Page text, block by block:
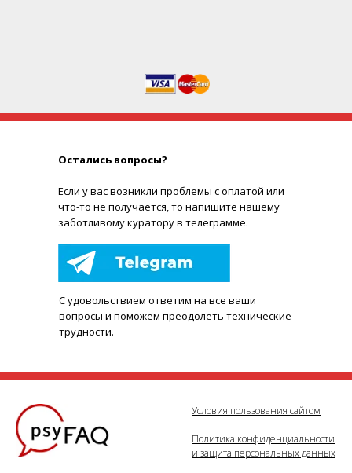
Остались вопросы?
Если у вас возникли проблемы с оплатой или
что-то не получается, то напишите нашему
заботливому куратору в телеграмме.
С удовольствием ответим на все ваши
вопросы и поможем преодолеть технические
трудности.
Условия пользования сайтом
Политика конфиденциальности
и защита персональных данных